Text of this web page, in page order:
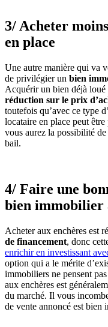
3/ Acheter
en place
Une autre manière qui va
de privilégier un bien
Acquérir un bien déjà loué
réduction sur le prix
toutefois qu’avec ce type
locataire en place peut
vous aurez la possibilité de
bail.
4/ Faire une
bien immobilier
Acheter aux enchères est
de financement, donc
enrichir en investissant
option qui a le mérite
immobiliers ne pensent
aux enchères est
du marché. Il vous
de vente annoncé est